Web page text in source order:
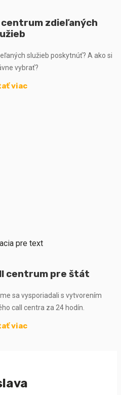
zdieľaných
služieb poskytnúť? A ako si
vybrať?
viac
centrum pre štát
sa vysporiadali s vytvorením
call centra za 24 hodín.
viac